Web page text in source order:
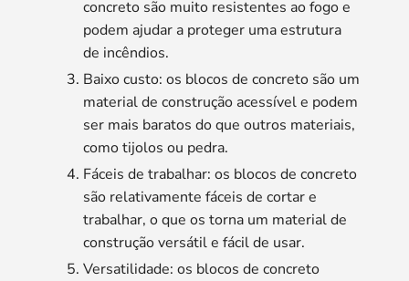
concreto são muito resistentes ao fogo e
podem ajudar a proteger uma estrutura
de incêndios.
Baixo custo: os blocos de concreto são um
material de construção acessível e podem
ser mais baratos do que outros materiais,
como tijolos ou pedra.
Fáceis de trabalhar: os blocos de concreto
são relativamente fáceis de cortar e
trabalhar, o que os torna um material de
construção versátil e fácil de usar.
Versatilidade: os blocos de concreto